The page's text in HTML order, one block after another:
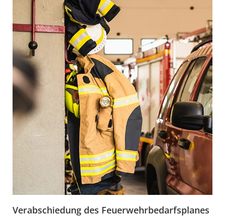
Verabschiedung des Feuerwehrbedarfsplanes